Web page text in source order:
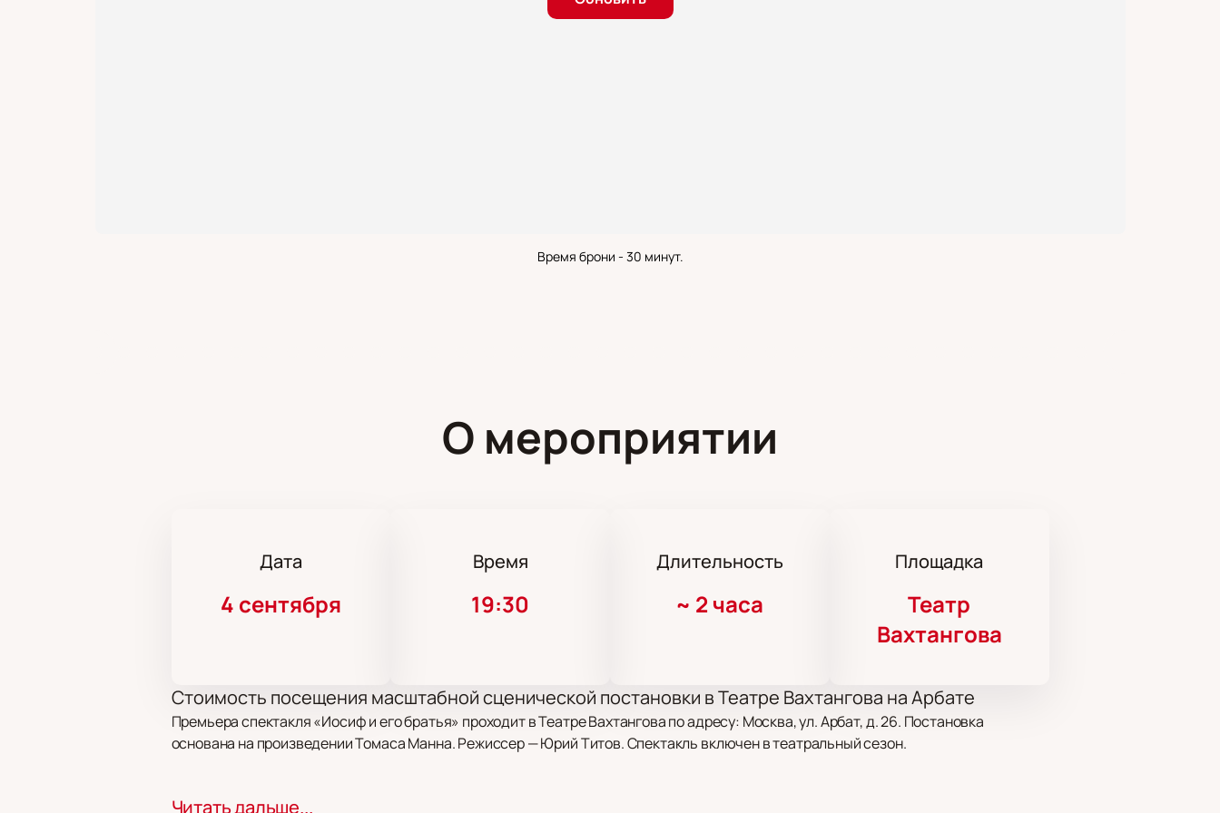
Время брони - 30 минут.
О мероприятии
Дата
4 сентября
Время
19:30
Длительность
~ 2 часа
Площадка
Театр
Вахтангова
Стоимость посещения масштабной сценической постановки в Театре Вахтангова на Арбате
Премьера спектакля «Иосиф и его братья» проходит в Театре Вахтангова по адресу: Москва, ул. Арбат, д. 26. Постановка
основана на произведении Томаса Манна. Режиссер — Юрий Титов. Спектакль включен в театральный сезон.
Читать дальше...